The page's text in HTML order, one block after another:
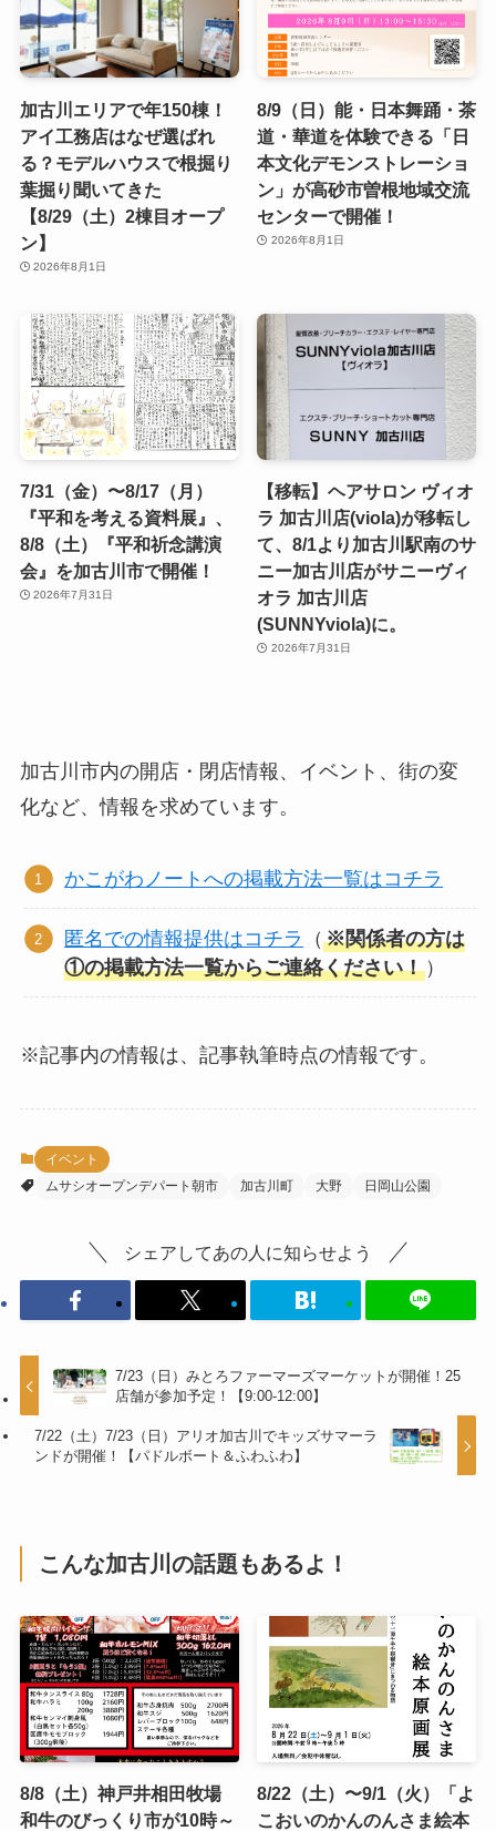
加古川エリアで年150棟！
アイ工務店はなぜ選ばれ
る？モデルハウスで根掘り
葉掘り聞いてきた
【8/29（土）2棟目オープ
ン】
2026年8月1日
8/9（日）能・日本舞踊・茶
道・華道を体験できる「日
本文化デモンストレーショ
ン」が高砂市曽根地域交流
センターで開催！
2026年8月1日
7/31（金）〜8/17（月）
『平和を考える資料展』、
8/8（土）『平和祈念講演
会』を加古川市で開催！
2026年7月31日
【移転】ヘアサロン ヴィオ
ラ 加古川店(viola)が移転し
て、8/1より加古川駅南のサ
ニー加古川店がサニーヴィ
オラ 加古川店
(SUNNYviola)に。
2026年7月31日
加古川市内の開店・閉店情報、イベント、街の変
化など、情報を求めています。
かこがわノートへの掲載方法一覧はコチラ
匿名での情報提供はコチラ （※関係者の方は
①の掲載方法一覧からご連絡ください！ ）
※記事内の情報は、記事執筆時点の情報です。
イベント
ムサシオープンデパート朝市
加古川町 大野 日岡山公園
シェアしてあの人に知らせよう
7/23（日）みとろファーマーズマーケットが開催！25
店舗が参加予定！【9:00-12:00】
7/22（土）7/23（日）アリオ加古川でキッズサマーラ
ンドが開催！【パドルボート＆ふわふわ】
こんな加古川の話題もあるよ！
8/8（土）神戸井相田牧場
和牛のびっくり市が10時～
8/22（土）〜9/1（火）「よ
こおいのかんのんさま絵本